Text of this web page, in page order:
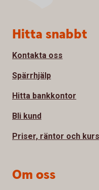
Sidfot
Hitta snabbt
Kontakta oss
Spärrhjälp
Hitta bankkontor
Bli kund
Priser, räntor och
Om oss